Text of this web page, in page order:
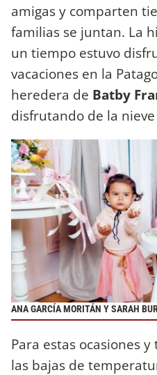
amigas y comparten
familias se juntan. La
un tiempo estuvo
vacaciones en la
heredera de Batby
disfrutando de la
ANA GARCÍA MORITÁN Y SARAH
Para estas ocasiones
las bajas de